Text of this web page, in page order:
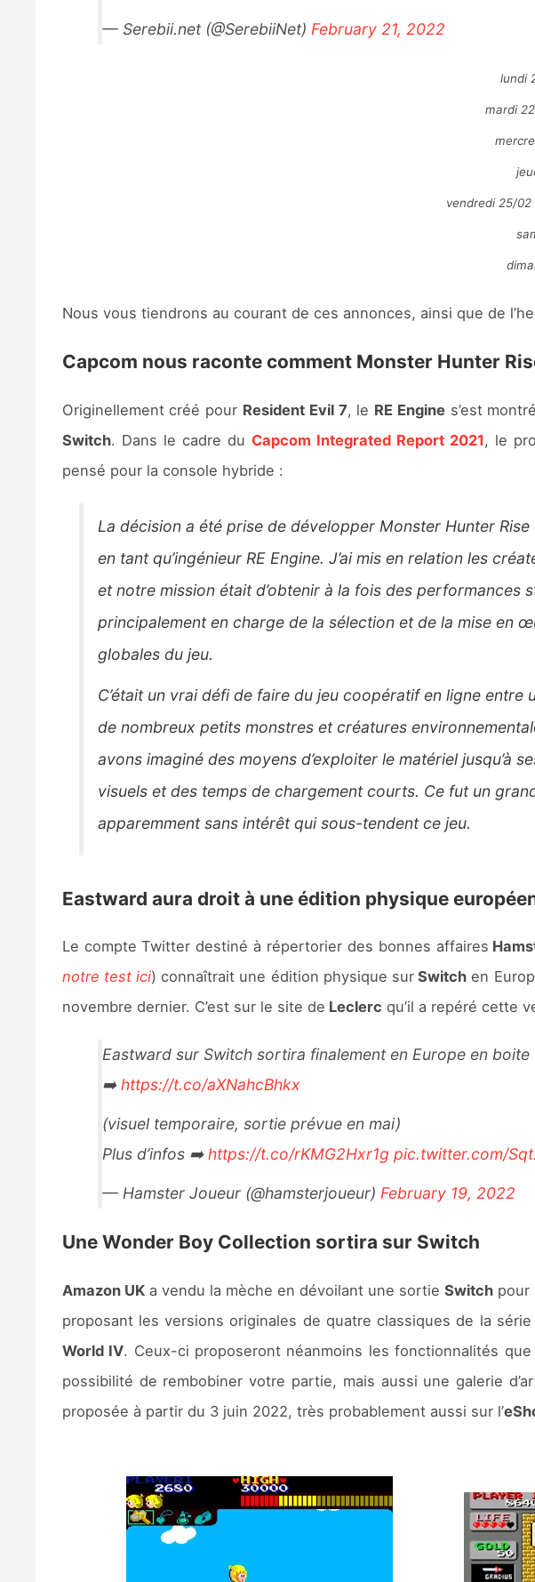
— Serebii.net (@SerebiiNet) February 21, 2022
lundi
mardi
vendredi 25/
Nous vous tiendrons au courant de ces annonces, ainsi que de
Capcom nous raconte comment Monster Hunter
Originellement créé pour Resident Evil 7, le RE Engines’est
Switch. Dans le cadre du Capcom Integrated Report 2021, le
pensé pour la console hybride :
La décision a été prise de développer Monster Hunter
en tant qu’ingénieur RE Engine. J’ai mis en relation les
et notre mission était d’obtenir à la fois des performances
principalement en charge de la sélection et de la mise en
globales du jeu.
C’était un vrai défi de faire du jeu coopératif en ligne
de nombreux petits monstres et créatures
avons imaginé des moyens d’exploiter le matériel jusqu’à
visuels et des temps de chargement courts. Ce fut un
apparemment sans intérêt qui sous-tendent ce jeu.
Eastward aura droit à une édition physique
Le compte Twitter destiné à répertorier des bonnes affaires
notre test ici) connaîtrait une édition physique sur Switch en
novembre dernier. C’est sur le site de Leclerc qu’il a repéré cette
Eastward sur Switch sortira finalement en Europe en boite
➡️https://t.co/aXNahcBhkx
(visuel temporaire, sortie prévue en mai)
Plus d’infos ➡️https://t.co/rKMG2Hxr1g pic.twitter.com/
— Hamster Joueur (@hamsterjoueur) February 19, 2022
Une Wonder Boy Collection sortira sur Switch
Amazon UKa vendu la mèche en dévoilant une sortie Switchpour
proposant les versions originales de quatre classiques de la
World IV. Ceux-ci proposeront néanmoins les fonctionnalités
possibilité de rembobiner votre partie, mais aussi une galerie
proposée à partir du 3 juin 2022, très probablement aussi sur l’